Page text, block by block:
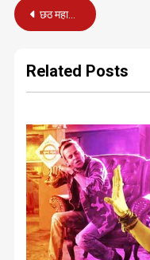
Post
छठ महापर्व : नहाय-खाय, खरना और अर्घ्य… जानें पूरा कैलेंडर
Related Posts